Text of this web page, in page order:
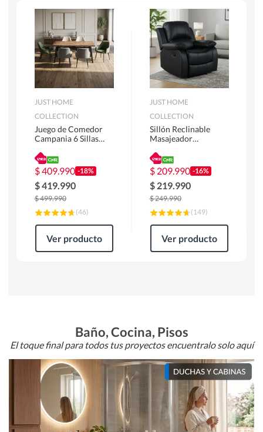
Escritorios y Sillas PC
Racks y Muebles TV
Alfombras
JUST HOME
COLLECTION
Juego de Comedor
Campania 6 Sillas
180 x 90 x 76 cm
Café
$409.990 -18%
$419.990
$499.990
(46)
Ver producto
JUST HOME
COLLECTION
Sillón Reclinable
Masajeador
Atlanta 91x101x94
cm Negro
$ 209.990 -16%
$ 219.990
$249.990
(149)
Ver producto
Baño, Cocina, Pisos
El toque final para todos tus proyectos encuentralo solo aquí